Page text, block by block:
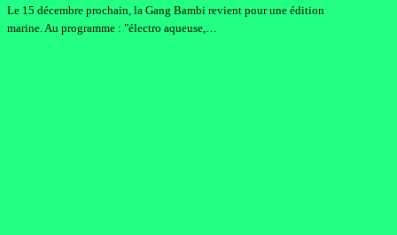
Le 15 décembre prochain, la Gang Bambi revient pour une édition
marine. Au programme : "électro aqueuse,…